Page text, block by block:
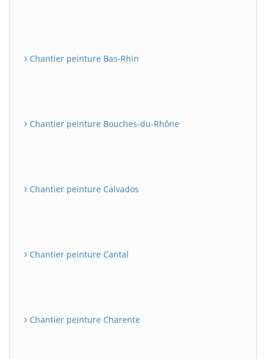
Chantier peinture Bas-Rhin
Chantier peinture Bouches-du-Rhône
Chantier peinture Calvados
Chantier peinture Cantal
Chantier peinture Charente